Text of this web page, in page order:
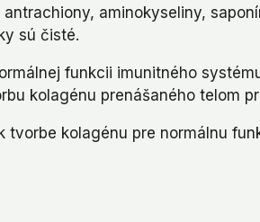
aminokyseliny,
sú čisté.
funkcii imunitného
kolagénu prenášaného telom
tvorbe kolagénu pre normálnu